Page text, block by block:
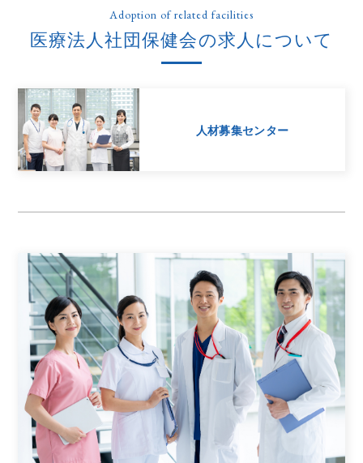
Adoption of related facilities
医療法人社団保健会の求人について
人材募集センター